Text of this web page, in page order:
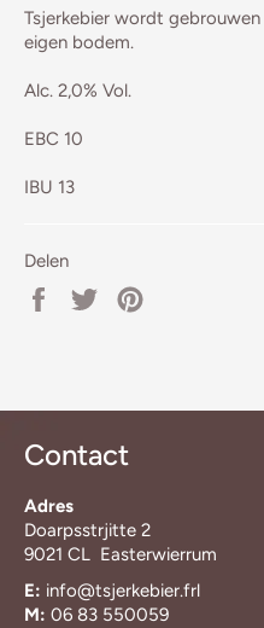
Tsjerkebier wordt
eigen bodem.
Alc. 2,0% Vol.
EBC 10
IBU 13
Delen
Delen
Twitteren
Contact
Adres
Doarpsstrjitte 2
9021 CL Easterwierrum
E: info@tsjerkebier.frl
M: 06 83 550059